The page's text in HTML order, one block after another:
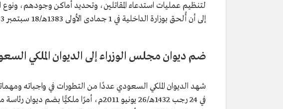
لتنظيم عمليات استدعاء المقاتلين، وتحديد أماكن وجودهم، ونوع
إلى أن أُلحق بوزارة الداخلية في 1 جمادى الأولى 1383هـ/18 سبتمبر 1963م.
ضم ديوان مجلس الوزراء إلى الديوان الملكي
شهد الديوان الملكي السعودي عددًا من التطورات في واجباته
في 24 رجب 1432هـ/26 يونيو 2011م، أمرًا